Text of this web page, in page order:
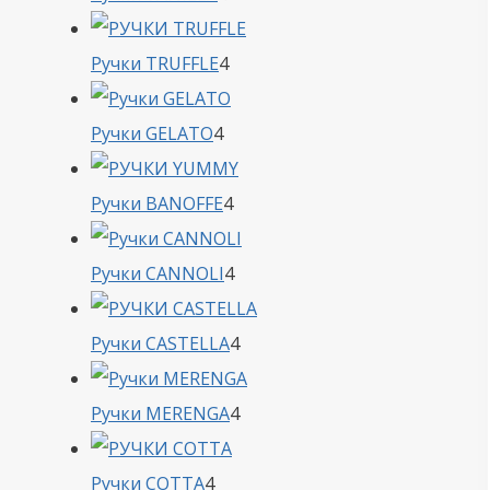
товара
Ручки TRUFFLE44
товара
Ручки GELATO44
товара
Ручки BANOFFE44
товара
Ручки CANNOLI44
товара
Ручки CASTELLA44
товара
Ручки MERENGA44
Ручки COTTA44